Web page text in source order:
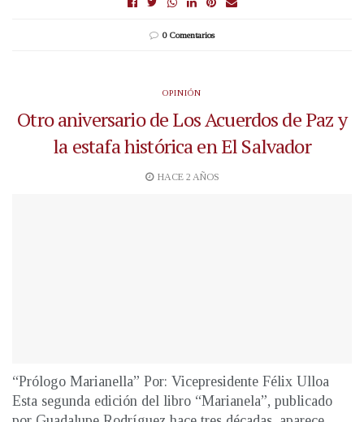
0 Comentarios
OPINIÓN
Otro aniversario de Los Acuerdos de Paz y
la estafa histórica en El Salvador
HACE 2 AÑOS
“Prólogo Marianella” Por: Vicepresidente Félix Ulloa
Esta segunda edición del libro “Marianela”, publicado